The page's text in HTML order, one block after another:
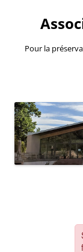
contenu
Pour la